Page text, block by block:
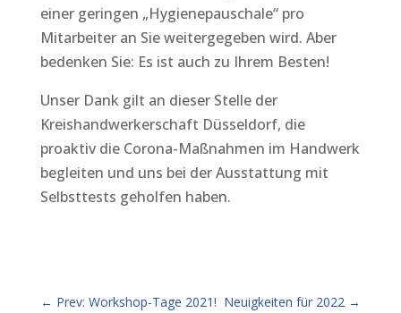
einer geringen „Hygienepauschale“ pro
Mitarbeiter an Sie weitergegeben wird. Aber
bedenken Sie: Es ist auch zu Ihrem Besten!
Unser Dank gilt an dieser Stelle der
Kreishandwerkerschaft Düsseldorf, die
proaktiv die Corona-Maßnahmen im Handwerk
begleiten und uns bei der Ausstattung mit
Selbsttests geholfen haben.
← Prev: Workshop-Tage 2021! Neuigkeiten für 2022 →